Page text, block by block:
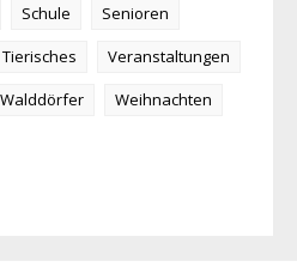
Schule
Senioren
Tierisches
Veranstaltungen
Walddörfer
Weihnachten